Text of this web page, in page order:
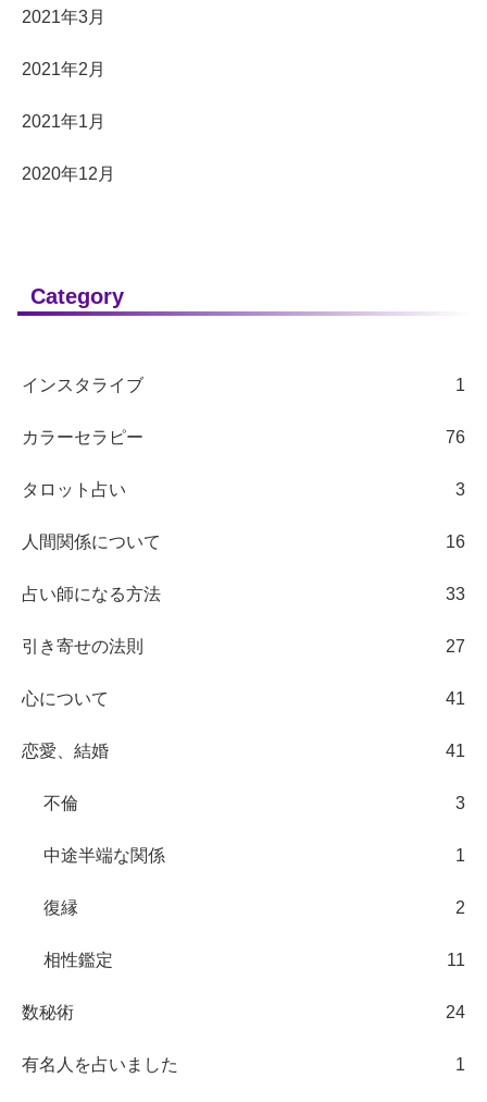
2021年3月
2021年2月
2021年1月
2020年12月
Category
インスタライブ 1
カラーセラピー 76
タロット占い 3
人間関係について 16
占い師になる方法 33
引き寄せの法則 27
心について 41
恋愛、結婚 41
不倫 3
中途半端な関係 1
復縁 2
相性鑑定 11
数秘術 24
有名人を占いました 1